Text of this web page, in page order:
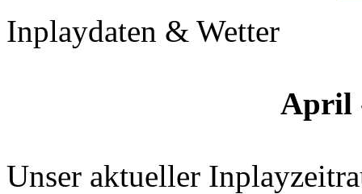
Inplaydaten & Wetter
April
Unser aktueller